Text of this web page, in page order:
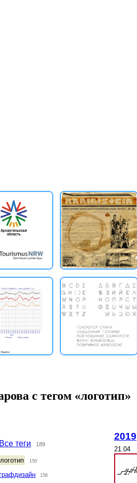
с тегом «логотип»
Все теги 189
логотип 150
156
2019
21.04